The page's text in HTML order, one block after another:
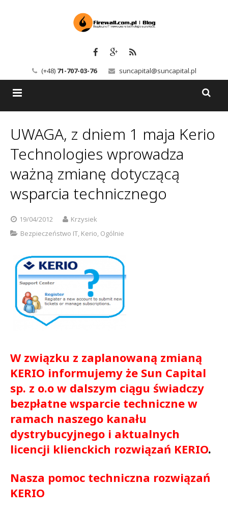
(+48) 71-707-03-76 suncapital@suncapital.pl
Backup-Solutions
Bezpieczeństwo IT
Kerio
Serwery pocztowe
Sophos
Usługi
Newsletter
Szkolenia
Polityka prywatności
UWAGA, z dniem 1 maja Kerio
Technologies wprowadza
ważną zmianę dotyczącą
wsparcia technicznego
19/04/2012
Krzysiek
Bezpieczeństwo IT, Kerio, Ogólnie
W związku z zaplanowaną zmianą
KERIO informujemy że Sun Capital
sp. z o.o w dalszym ciągu świadczy
bezpłatne wsparcie techniczne w
ramach naszego kanału
dystrybucyjnego i aktualnych
licencji klienckich rozwiązań KERIO.
Nasza pomoc techniczna rozwiązań
KERIO